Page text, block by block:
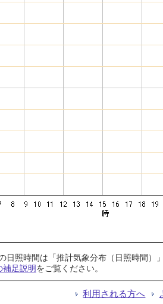
日照時間は「推計気象分布（日照時間
補足説明をご覧ください。
利用される方へ